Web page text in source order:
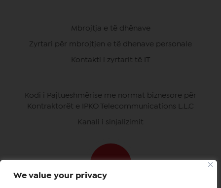
We value your privacy
Mbrojtja e të dhënave
Zyrtari për mbrojtjen e të dhenave personale
Kontakti i zyrtarit të IT
Kodi i Pajtueshmërise me normat biznesore për
Kontraktorët e IPKO Telecommunications L.L.C
Kanali i sinjalizimit